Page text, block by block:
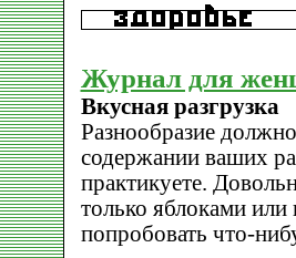
Журнал для
Вкусная разгрузка
Разнообразие
содержании ваших
практикуете.
только яблоками
попробовать что-